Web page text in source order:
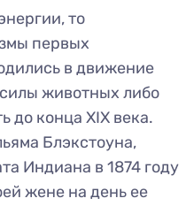
то
первых
в движение
животных либо
до конца XIX века.
Блэкстоуна,
Индиана в 1874 году
жене на день ее